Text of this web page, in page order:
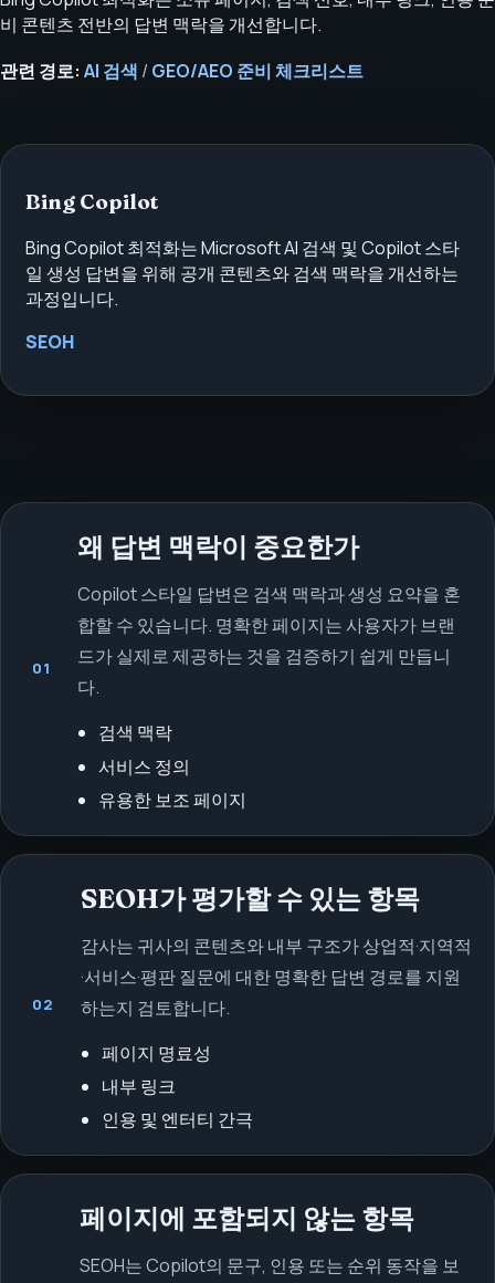
비 콘텐츠 전반의 답변 맥락을 개선합니다.
관련 경로: AI 검색 / GEO/AEO 준비 체크리스트
Bing Copilot
Bing Copilot 최적화는 Microsoft AI 검색 및 Copilot 스타
일 생성 답변을 위해 공개 콘텐츠와 검색 맥락을 개선하는
과정입니다.
SEOH
01
왜 답변 맥락이 중요한가
Copilot 스타일 답변은 검색 맥락과 생성 요약을 혼
합할 수 있습니다. 명확한 페이지는 사용자가 브랜
드가 실제로 제공하는 것을 검증하기 쉽게 만듭니
다.
검색 맥락
서비스 정의
유용한 보조 페이지
02
SEOH가 평가할 수 있는 항목
감사는 귀사의 콘텐츠와 내부 구조가 상업적·지역적
·서비스·평판 질문에 대한 명확한 답변 경로를 지원
하는지 검토합니다.
페이지 명료성
내부 링크
인용 및 엔터티 간극
페이지에 포함되지 않는 항목
SEOH는 Copilot의 문구, 인용 또는 순위 동작을 보